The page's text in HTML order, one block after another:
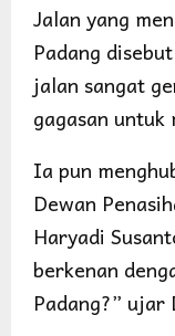
Jalan yang
Padang
jalan sangat
gagasan
Ia pun
Dewan
Haryadi
berkenan
Padang?” ujar